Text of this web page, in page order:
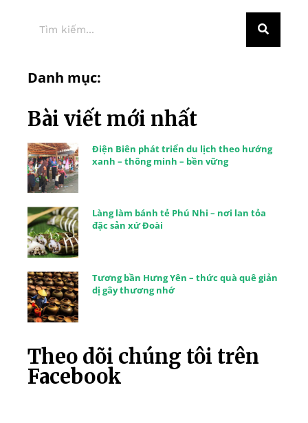
Danh mục:
Bài viết mới nhất
Điện Biên phát triển du lịch theo hướng
xanh – thông minh – bền vững
Làng làm bánh tẻ Phú Nhi – nơi lan tỏa
đặc sản xứ Đoài
Tương bần Hưng Yên – thức quà quê giản
dị gây thương nhớ
Theo dõi chúng tôi trên
Facebook